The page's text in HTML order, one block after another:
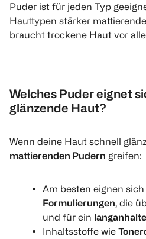
Puder ist für jeden Typ
Hauttypen stärker
braucht trockene Haut vor
Welches Puder eignet
glänzende Haut?
Wenn deine Haut schnell
mattierenden Pudern greifen:
Am besten eignen
Formulierungen , die
und für ein
Inhaltsstoffe wie